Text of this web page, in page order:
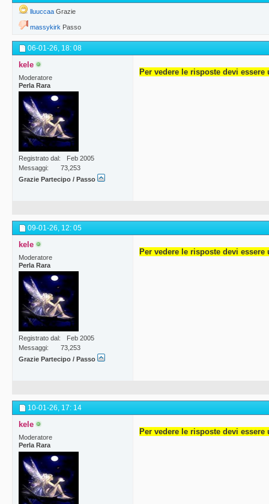
lluuccaa Grazie
massykirk Passo
06-01-26, 18: 08
kele
Moderatore
Perla Rara
Registrato dal
Feb 2005
Messaggi
73,253
Grazie Partecipo / Passo
Per vedere le risposte devi essere
09-01-26, 12: 05
kele
Moderatore
Perla Rara
Registrato dal
Feb 2005
Messaggi
73,253
Grazie Partecipo / Passo
Per vedere le risposte devi
10-01-26, 17: 14
kele
Moderatore
Perla Rara
Per vedere le risposte devi